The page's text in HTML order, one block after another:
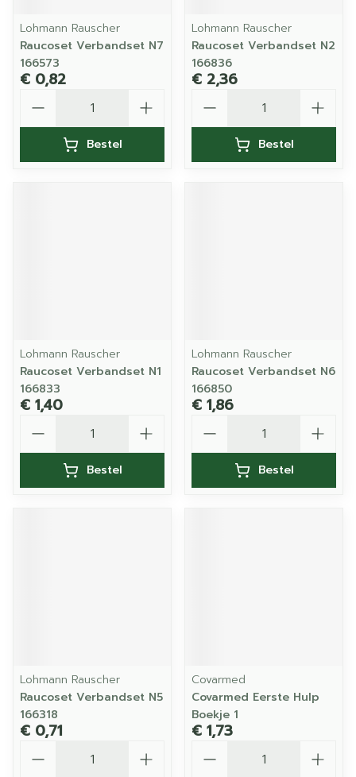
Lohmann Rauscher
Raucoset Verbandset N7
166573
€ 0,82
Bestel
Lohmann Rauscher
Raucoset Verbandset N2
166836
€ 2,36
Bestel
Lohmann Rauscher
Raucoset Verbandset N1
166833
€ 1,40
Bestel
Lohmann Rauscher
Raucoset Verbandset N6
166850
€ 1,86
Bestel
Lohmann Rauscher
Raucoset Verbandset N5
166318
€ 0,71
Covarmed
Covarmed Eerste Hulp
Boekje 1
€ 1,73